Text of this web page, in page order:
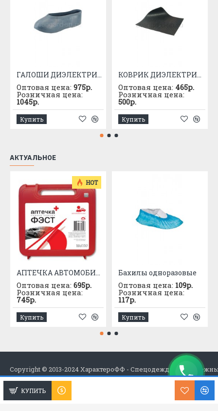
КУПИТЬ
ГАЛОШИ ДИЭЛЕКТРИЧЕСКИЕ
Оптовая цена: 975р.
Розничная цена:
1045р.
Купить
КОВРИК ДИЭЛЕКТРИЧЕСКИЙ 500Х500
Оптовая цена: 465р.
Розничная цена:
500р.
Купить
АКТУАЛЬНОЕ
HOT
АПТЕЧКА АВТОМОБИЛЬНАЯ приказ №1080
Оптовая цена: 695р.
Розничная цена:
745р.
Купить
Бахилы одноразовые
Оптовая цена: 109р.
Розничная цена:
117р.
Купить
Copyright © 2013-2024 ХарактероФФ - Спецодежда в